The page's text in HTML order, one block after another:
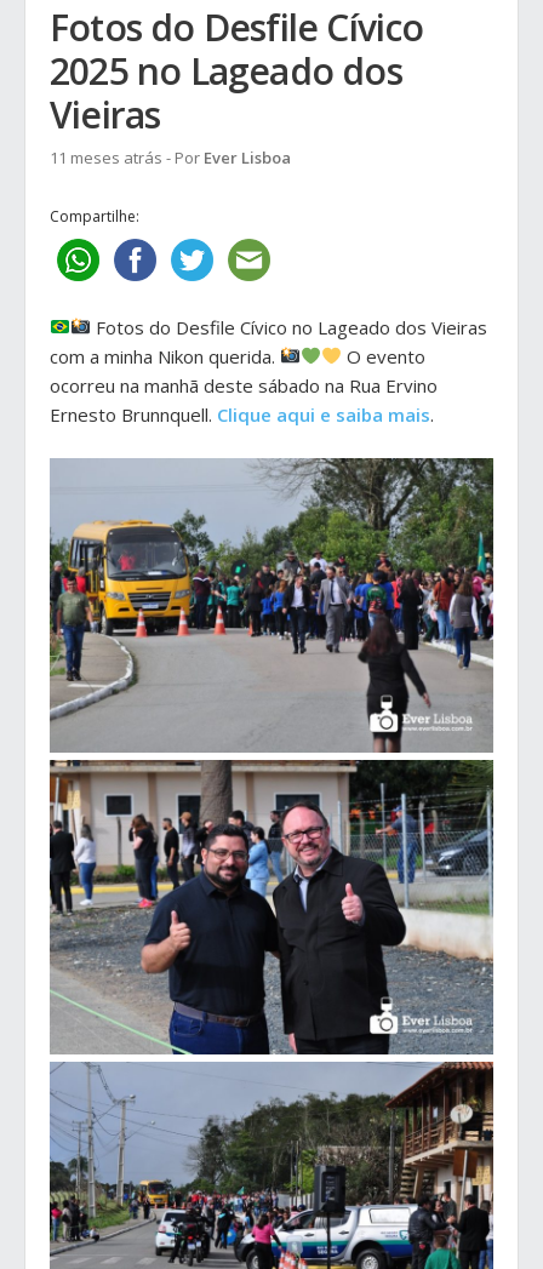
Fotos do Desfile Cívico
2025 no Lageado dos
Vieiras
11 meses atrás - Por Ever Lisboa
Compartilhe:
Fotos do Desfile Cívico no Lageado dos Vieiras
com a minha Nikon querida.
O evento
ocorreu na manhã deste sábado na Rua Ervino
Ernesto Brunnquell. Clique aqui e saiba mais.